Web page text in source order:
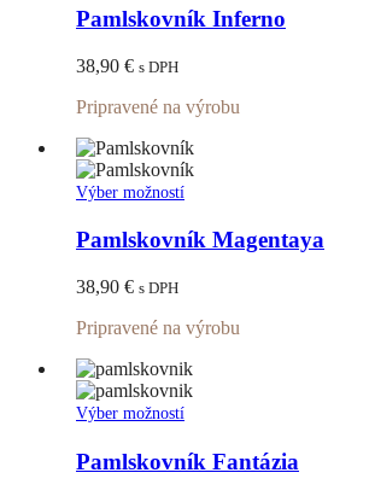
má
viacero
môžete
vybrať
na
stránke
produktu.
Pamlskovník Inferno
38,90 € s DPH
Pripravené na výrobu
Výber možnostíTento
má
viacero
si
môžete
vybrať
na
stránke
Pamlskovník Magentaya
38,90 € s DPH
Pripravené na výrobu
Výber možnostíTento
má
viacero
Pamlskovník Fantázia